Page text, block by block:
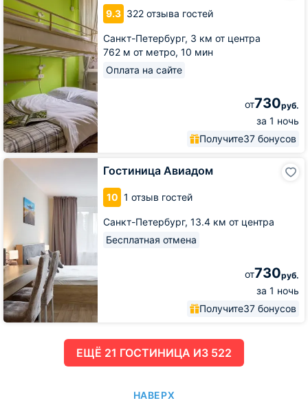
9.3 322 отзыва гостей
Санкт-Петербург, 3 км от центра
762 м от метро, 10 мин
Оплата на сайте
от730руб.
за 1 ночь
Получите37 бонусов
Гостиница Авиадом
10 1 отзыв гостей
Санкт-Петербург, 13.4 км от центра
Бесплатная отмена
от730руб.
за 1 ночь
Получите37 бонусов
Гостиница
ЕЩË 21 ГОСТИНИЦА ИЗ 522
НАВЕРХ